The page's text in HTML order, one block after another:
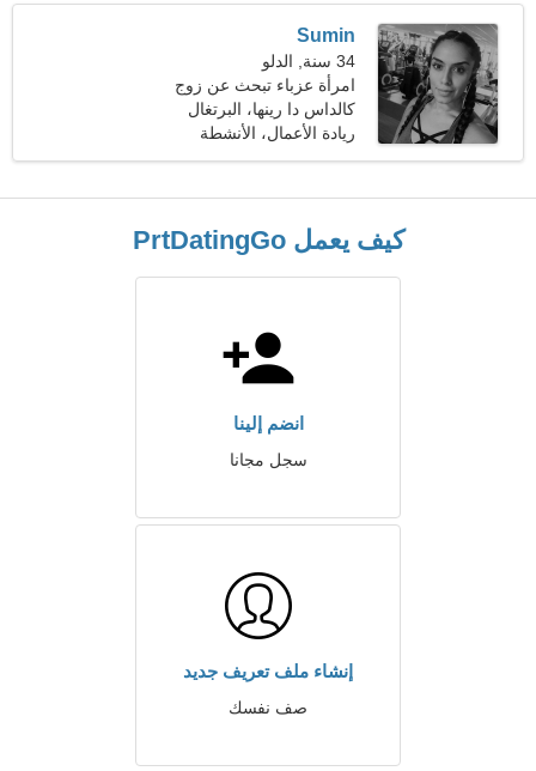
Sumin
34 سنة, الدلو
امرأة عزباء تبحث عن زوج
35-43
كالداس دا رينها، البرتغال
ريادة الأعمال، الأنشطة
الرياضية
كيف يعمل PrtDatingGo
انضم إلينا
سجل مجانا
إنشاء ملف تعريف جديد
صف نفسك